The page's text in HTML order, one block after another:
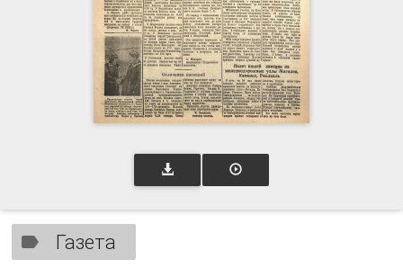
Газета